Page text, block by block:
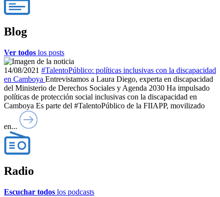
Blog
Ver todos los posts
14/08/2021 #TalentoPúblico: políticas inclusivas con la discapacidad
en Camboya Entrevistamos a Laura Diego, experta en discapacidad
del Ministerio de Derechos Sociales y Agenda 2030 Ha impulsado
políticas de protección social inclusivas con la discapacidad en
Camboya Es parte del #TalentoPúblico de la FIIAPP, movilizado
en...
Radio
Escuchar todos los podcasts